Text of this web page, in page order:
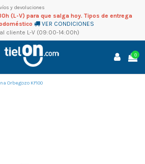
y devoluciones
(L-V) para que salga hoy. Tipos de entrega
VER CONDICIONES
cliente L-V (09:00-14:00h)
0
Orbegozo KF100